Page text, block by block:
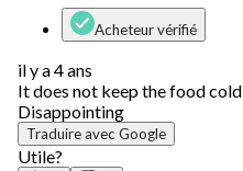
Acheteur vérifié
il y a 4 ans
It does not keep the food
Disappointing
Traduire avec Google
Utile?